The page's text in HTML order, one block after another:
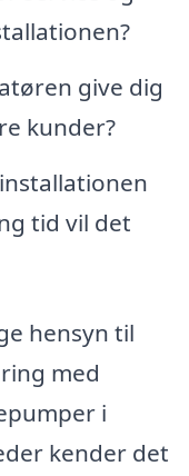
give dig
kunder?
tid vil det
hensyn til
med
i
kender det